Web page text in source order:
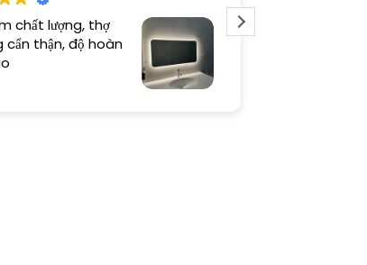
chất lượng, thợ
cẩn thận, độ hoàn